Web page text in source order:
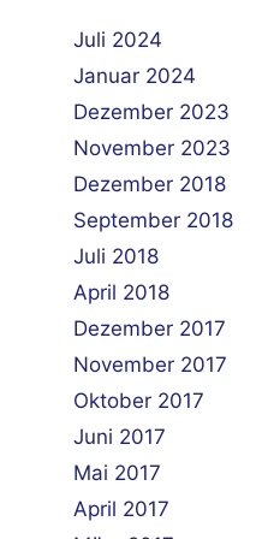
Juli 2024
Januar 2024
Dezember 2023
November 2023
Dezember 2018
September 2018
Juli 2018
April 2018
Dezember 2017
November 2017
Oktober 2017
Juni 2017
Mai 2017
April 2017